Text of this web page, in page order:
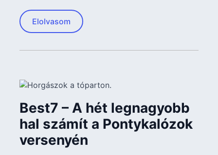
Elolvasom
Best7 – A hét legnagyobb
hal számít a Pontykalózok
versenyén